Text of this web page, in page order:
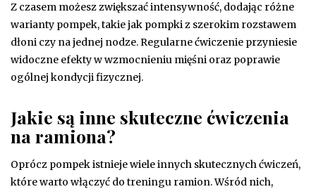
Z czasem możesz zwiększać intensywność, dodając różne
warianty pompek, takie jak pompki z szerokim rozstawem
dłoni czy na jednej nodze. Regularne ćwiczenie przyniesie
widoczne efekty w wzmocnieniu mięśni oraz poprawie
ogólnej kondycji fizycznej.
Jakie są inne skuteczne ćwiczenia
na ramiona?
Oprócz pompek istnieje wiele innych skutecznych ćwiczeń,
które warto włączyć do treningu ramion. Wśród nich,